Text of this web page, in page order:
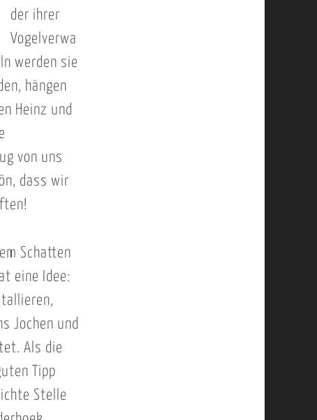
der ihrer
Vogelverwa
werden sie
hängen
Heinz und
von uns
dass wir
Schatten
eine Idee:
Jochen und
Als die
Tipp
Stelle